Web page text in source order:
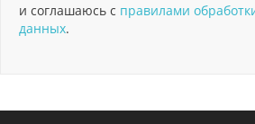
и соглашаюсь с правилами
данных.